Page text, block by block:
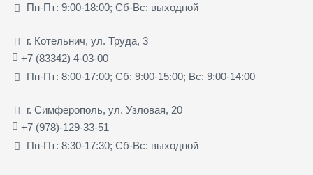
Пн-Пт: 9:00-18:00; Сб-Вс: выходной
г. Котельнич, ул. Труда, 3
+7 (83342) 4-03-00
Пн-Пт: 8:00-17:00; Сб: 9:00-15:00; Вс: 9:00-14:00
г. Симферополь, ул. Узловая, 20
+7 (978)-129-33-51
Пн-Пт: 8:30-17:30; Сб-Вс: выходной